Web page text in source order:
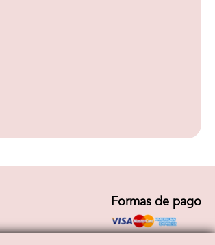
Formas de pago